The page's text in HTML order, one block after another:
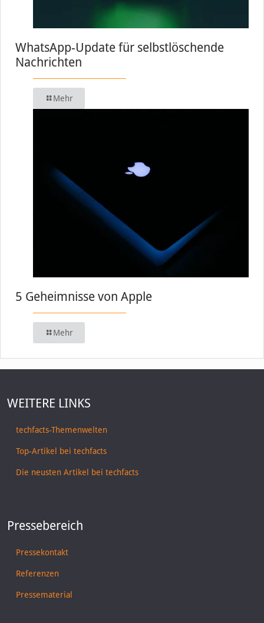
WhatsApp-Update für selbstlöschende
Nachrichten
Mehr
5 Geheimnisse von Apple
Mehr
WEITERE LINKS
techfacts-Themenwelten
Top-Artikel bei techfacts
Die neusten Artikel bei techfacts
Pressebereich
Pressekontakt
Referenzen
Pressematerial